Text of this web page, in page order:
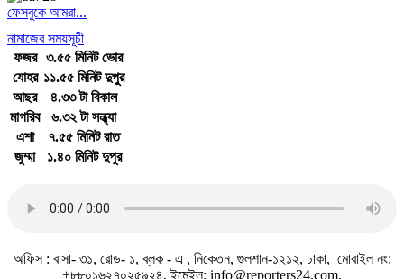
ফেসবুকে আমরা...
নামাজের সময়সূচী
ফজর
৩.৫৫ মিনিট ভোর
যোহর ১১.৫৫ মিনিট দুপুর
আছর
৪.৩৩ টা বিকাল
মাগরিব
৬.৩২ টা সন্ধ্যা
এশা
৭.৫৫ মিনিট রাত
জুম্মা
১.৪০ মিনিট দুপুর
অফিস : বাসা- ৩১, রোড- ১, ব্লক - এ , নিকেতন, গুলশান-১২১২, ঢাকা, মোবাইল নং:
+৮৮০১৬২৭০২৫৯২৪, ইমেইল: info@reporters24.com,